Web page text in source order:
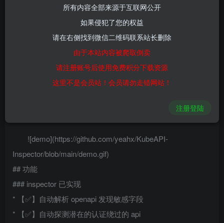
0
一个专为 Kubernetes 环境设计的工具，旨在高效且自动
地发现集群中隐藏的漏洞 API。
附赠一个靶场可以学习到自定义 apiserver 的一个经典漏
![demo](https://github.com/yeahx/KubeAPI-
Inspector/blob/main/demo.gif)
## 功能
### inspector 已实现
* 【✅】自动解析 openapi 发现敏感字段
* 【✅】自动探测潜在的认证绕过的 api
所有内容全部来源于互联网公开
如果侵犯了您的权益
请在右侧找到微信二维码联系站长删除
由于本站内容被爬取倒卖
请注册账号后使用免费积分下载资源
这里不是会员站！会员请勿走错网站！
注册登陆